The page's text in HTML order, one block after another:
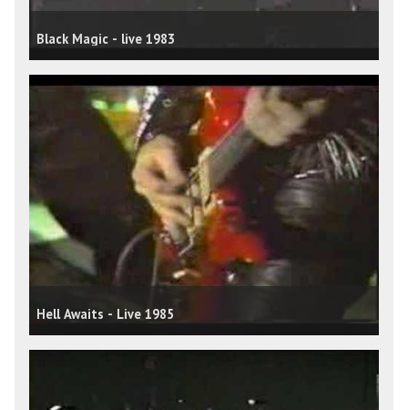
Black Magic - live 1983
Hell Awaits - Live 1985